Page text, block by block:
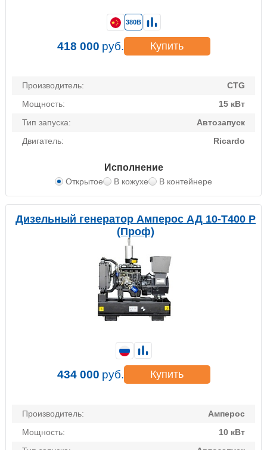
Производитель:
CTG
Мощность:
15 кВт
Тип запуска:
Автозапуск
Двигатель:
Ricardo
Исполнение
Открытое В кожухе В контейнере
380В
418 000 руб. Купить
Дизельный генератор Амперос АД 10-Т400 P
(Проф)
Производитель:
Амперос
Мощность:
10 кВт
434 000 руб. Купить